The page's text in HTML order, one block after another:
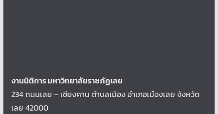
งานนิติการ มหาวิทยาลัยราชภัฏเลย
234 ถนนเลย – เชียงคาน ตำบลเมือง อำเภอเมืองเลย จังหวัด
เลย 42000